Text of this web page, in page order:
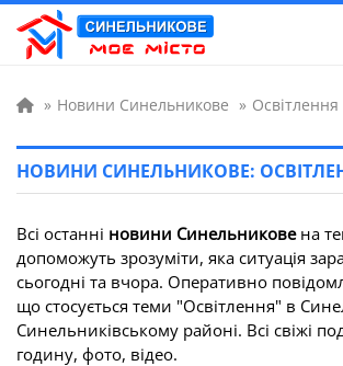
» Новини Синельникове » Освітлення
НОВИНИ СИНЕЛЬНИКОВЕ:
Всі останні новини Синельниковена
допоможуть зрозуміти, яка ситуація
сьогодні та вчора. Оперативно
що стосується теми "Освітлення" в
Синельниківському районі. Всі свіжі
годину, фото, відео.